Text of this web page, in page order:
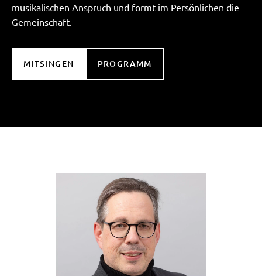
musikalischen Anspruch und formt im Persönlichen die
Gemeinschaft.
MITSINGEN PROGRAMM